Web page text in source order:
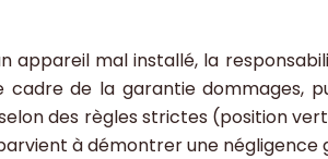
appareil mal installé, la
de la garantie dommages,
des règles strictes (position
à démontrer une